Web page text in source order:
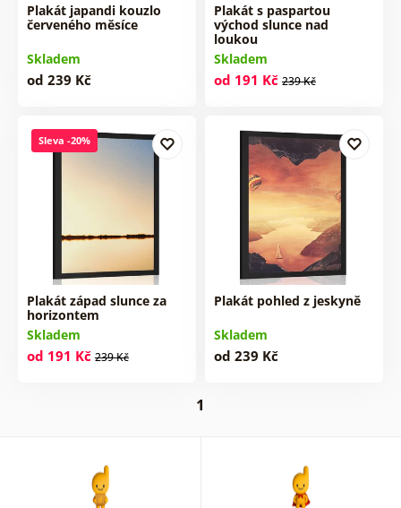
Plakát japandi kouzlo
červeného měsíce
Skladem
od 239 Kč
Plakát s paspartou
východ slunce nad
loukou
Skladem
od 191 Kč 239 Kč
Sleva -20%
Plakát západ slunce za
horizontem
Skladem
od 191 Kč 239 Kč
Plakát pohled z jeskyně
Skladem
od 239 Kč
1